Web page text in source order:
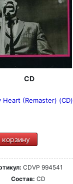
CD
(Remaster) (CD)
CDVP 994541
Состав: CD